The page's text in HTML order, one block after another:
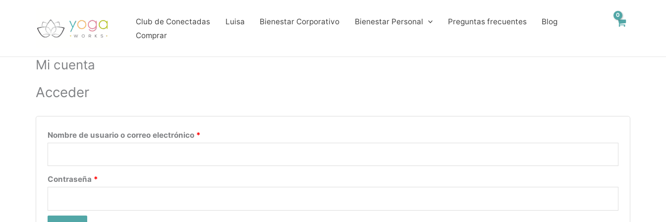
contenido
Club de Conectadas Luisa Bienestar Corporativo Bienestar Personal Preguntas frecuentes
Blog
Comprar
Mi cuenta
Acceder
Nombre de usuario o correo electrónico *
Contraseña *